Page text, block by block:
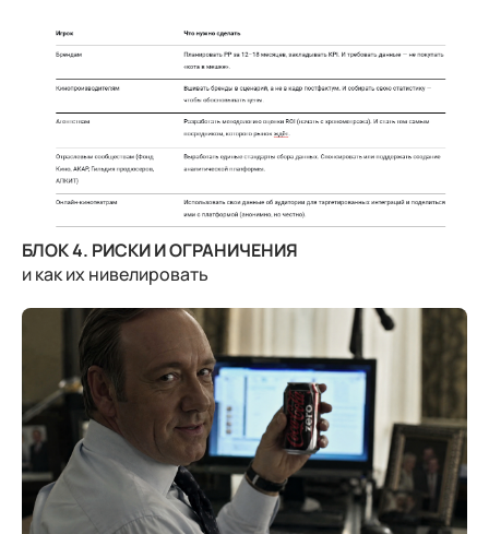
БЛОК 4. РИСКИ И ОГРАНИЧЕНИЯ
и как их нивелировать